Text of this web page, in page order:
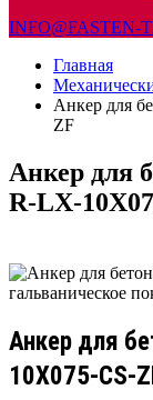
INFO@FASTEN-
Главная
Анкер для
ZF
Анкер для
R-LX-
Анкер для
10X075-CS-